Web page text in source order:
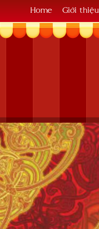
Home Giới thiệu